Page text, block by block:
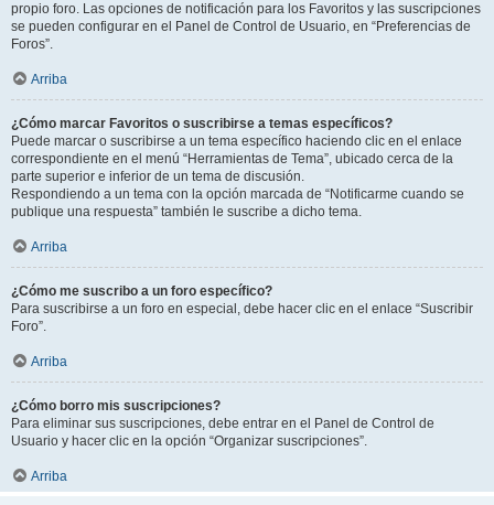
propio foro. Las opciones de notificación para los Favoritos y las suscripciones
se pueden configurar en el Panel de Control de Usuario, en “Preferencias de
Foros”.
Arriba
¿Cómo marcar Favoritos o suscribirse a temas específicos?
Puede marcar o suscribirse a un tema específico haciendo clic en el enlace
correspondiente en el menú “Herramientas de Tema”, ubicado cerca de la
parte superior e inferior de un tema de discusión.
Respondiendo a un tema con la opción marcada de “Notificarme cuando se
publique una respuesta” también le suscribe a dicho tema.
Arriba
¿Cómo me suscribo a un foro específico?
Para suscribirse a un foro en especial, debe hacer clic en el enlace “Suscribir
Foro”.
Arriba
¿Cómo borro mis suscripciones?
Para eliminar sus suscripciones, debe entrar en el Panel de Control de
Usuario y hacer clic en la opción “Organizar suscripciones”.
Arriba